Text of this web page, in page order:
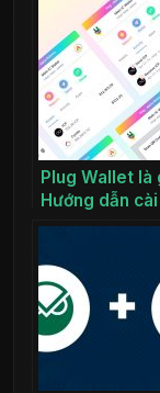
Plug Wallet là
Hướng dẫn
và sử dụng